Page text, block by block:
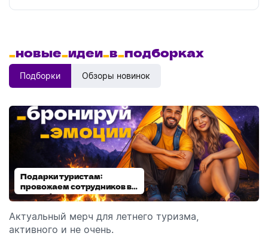
_новые_идеи_в_подборках
Подборки Обзоры новинок
Подарки туристам:
провожаем сотрудников в
отпуск!
Актуальный мерч для летнего туризма,
активного и не очень.
Диспенсеры для мыла:
выбираем модель
Обзор автоматических диспенсеров для мыла,
которые идеально подходят для брендирования.